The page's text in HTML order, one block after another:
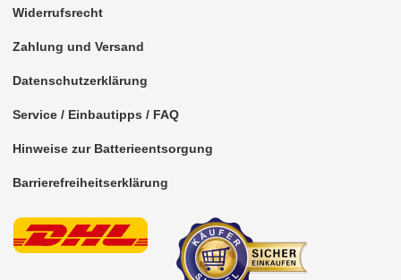
für Chevrolet
Widerrufsrecht
Zahlung und Versand
Datenschutzerklärung
Service / Einbautipps / FAQ
Hinweise zur Batterieentsorgung
Barrierefreiheitserklärung